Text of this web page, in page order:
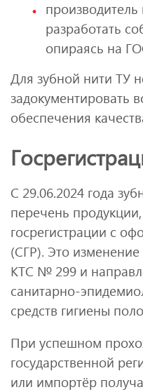
разработать
опираясь на
Для зубной нити ТУ
задокументировать
обеспечения
С 29.06.2024 года
перечень
госрегистрации с
(СГР). Это
КТС № 299 и
санитарно-
средств гигиены
При успешном
государственной
или импортёр